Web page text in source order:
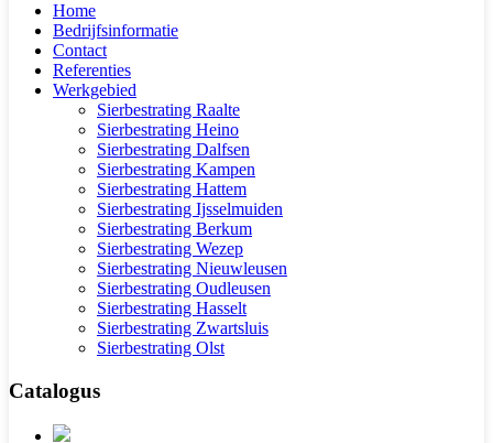
Home
Bedrijfsinformatie
Contact
Referenties
Werkgebied
Sierbestrating Raalte
Sierbestrating Heino
Sierbestrating Dalfsen
Sierbestrating Kampen
Sierbestrating Hattem
Sierbestrating Ijsselmuiden
Sierbestrating Berkum
Sierbestrating Wezep
Sierbestrating Nieuwleusen
Sierbestrating Oudleusen
Sierbestrating Hasselt
Sierbestrating Zwartsluis
Sierbestrating Olst
Catalogus